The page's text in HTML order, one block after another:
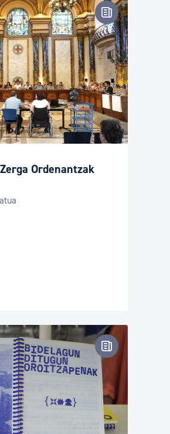
Prentsa-
Ordenantzak
Prentsa-